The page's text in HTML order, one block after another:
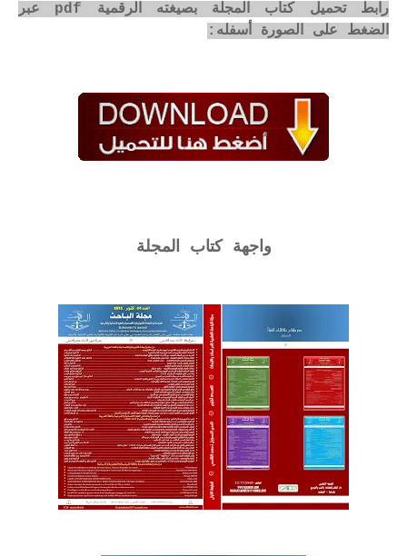
رابط تحميل كتاب المجلة بصيغته الرقمية pdf عبر
الضغط على الصورة أسفله:
واجهة كتاب المجلة